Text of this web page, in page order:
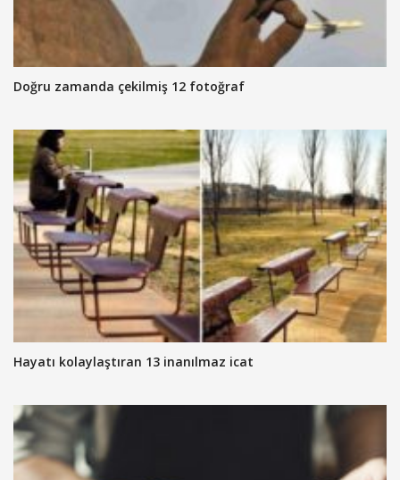
Doğru zamanda çekilmiş 12 fotoğraf
Hayatı kolaylaştıran 13 inanılmaz icat